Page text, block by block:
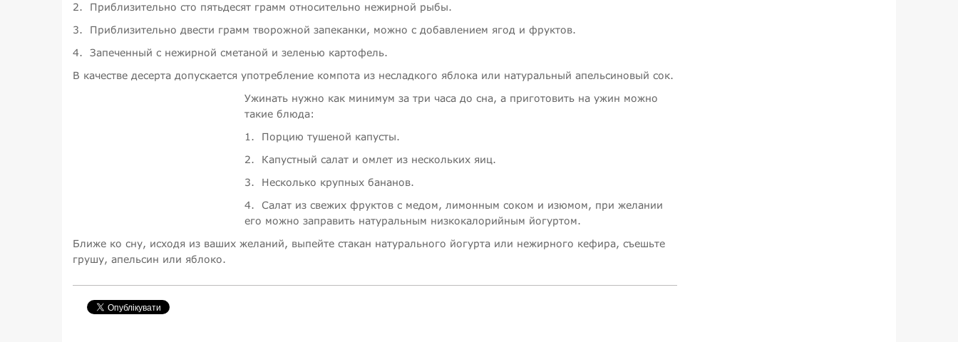
2.
Приблизительно сто пятьдесят грамм относительно нежирной рыбы.
3.
Приблизительно двести грамм творожной запеканки, можно с добавлением ягод и фруктов.
4.
Запеченный с нежирной сметаной и зеленью картофель.
В качестве десерта допускается употребление компота из несладкого яблока или натуральный апельсиновый сок.
Ужинать нужно как минимум за три часа до сна, а приготовить на ужин можно
такие блюда:
1.
Порцию тушеной капусты.
2.
Капустный салат и омлет из нескольких яиц.
3.
Несколько крупных бананов.
4.
Салат из свежих фруктов с медом, лимонным соком и изюмом, при желании
его можно заправить натуральным низкокалорийным йогуртом.
Ближе ко сну, исходя из ваших желаний, выпейте стакан натурального йогурта или нежирного кефира, съешьте
грушу, апельсин или яблоко.